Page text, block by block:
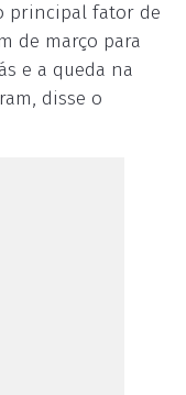
principal fator de
de março para
e a queda na
disse o